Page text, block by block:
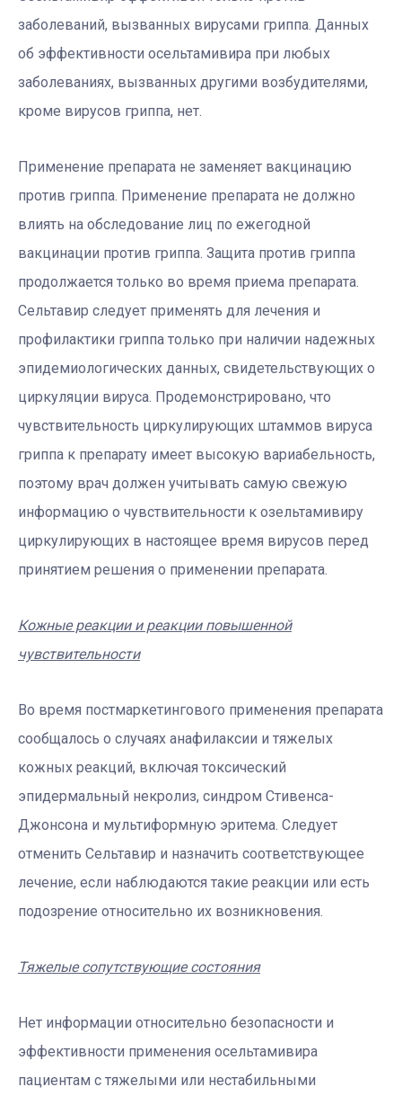
заболеваний, вызванных вирусами гриппа. Данных
об эффективности осельтамивира при любых
заболеваниях, вызванных другими возбудителями,
кроме вирусов гриппа, нет.
Применение препарата не заменяет вакцинацию
против гриппа. Применение препарата не должно
влиять на обследование лиц по ежегодной
вакцинации против гриппа. Защита против гриппа
продолжается только во время приема препарата.
Сельтавир следует применять для лечения и
профилактики гриппа только при наличии надежных
эпидемиологических данных, свидетельствующих о
циркуляции вируса. Продемонстрировано, что
чувствительность циркулирующих штаммов вируса
гриппа к препарату имеет высокую вариабельность,
поэтому врач должен учитывать самую свежую
информацию о чувствительности к озельтамивиру
циркулирующих в настоящее время вирусов перед
принятием решения о применении препарата.
Кожные реакции и реакции повышенной
чувствительности
Во время постмаркетингового применения препарата
сообщалось о случаях анафилаксии и тяжелых
кожных реакций, включая токсический
эпидермальный некролиз, синдром Стивенса-
Джонсона и мультиформную эритема. Следует
отменить Сельтавир и назначить соответствующее
лечение, если наблюдаются такие реакции или есть
подозрение относительно их возникновения.
Тяжелые сопутствующие состояния
Нет информации относительно безопасности и
эффективности применения осельтамивира
пациентам с тяжелыми или нестабильными